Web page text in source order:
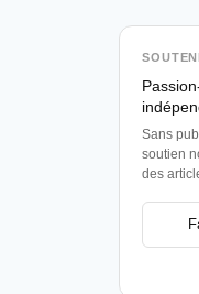
Sans
soutien
des